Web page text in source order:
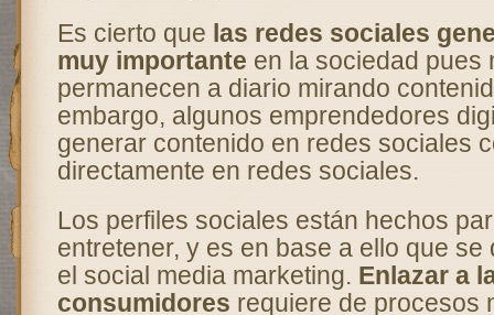
Es cierto que las redes sociales
muy importante en la sociedad pues
permanecen a diario mirando
embargo, algunos emprendedores
generar contenido en redes sociales
directamente en redes sociales.
Los perfiles sociales están hechos
entretener, y es en base a ello que se
el social media marketing. Enlazar a
consumidores requiere de procesos